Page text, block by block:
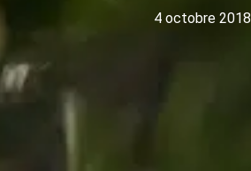
4 octobre 2018